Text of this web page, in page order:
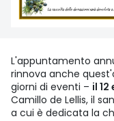
L'appuntamento
rinnova anche
giorni di eventi – il 12
Camillo de Lellis, il
a cui è dedicata la